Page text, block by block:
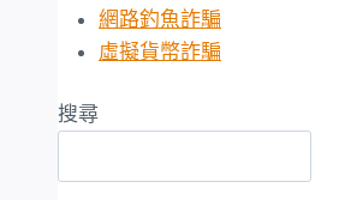
網路釣魚詐騙
虛擬貨幣詐騙
搜尋